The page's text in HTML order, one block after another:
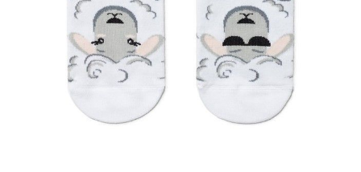
darmowa od 99 zł
czas dostawy: 1-2 dni robocze
Paczkomaty InPost 24/7,darmowa od 50 zł
czas dostawy: 1-2 dni robocze
Odbiór osobistyw sklepie Conte (Łodz)
pn.- czw. 8:00 - 16:00, pt. 8:00 - 14:00
Opis produktu